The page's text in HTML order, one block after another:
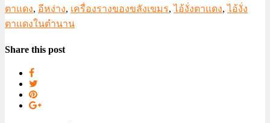
ตาแดง, อีหง่าง, เครื่องรางของขลังเขมร,ไอ้งั่งตาแดง,ไอ้งั่ง
ตาแดงในตำนาน
Share this post